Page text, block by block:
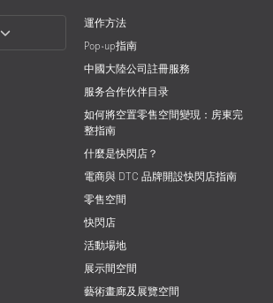
運作方法
Pop-up指南
中國大陸公司註冊服務
服务合作伙伴目录
如何將空置零售空間變現：房東完
整指南
什麼是快閃店？
電商與 DTC 品牌開設快閃店指南
零售空間
快閃店
活動場地
展示間空間
藝術畫廊及展覽空間